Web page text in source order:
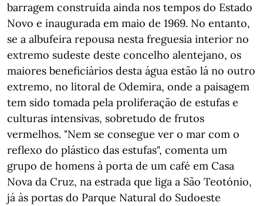
barragem construída ainda nos tempos do Estado
Novo e inaugurada em maio de 1969. No entanto,
se a albufeira repousa nesta freguesia interior no
extremo sudeste deste concelho alentejano, os
maiores beneficiários desta água estão lá no outro
extremo, no litoral de Odemira, onde a paisagem
tem sido tomada pela proliferação de estufas e
culturas intensivas, sobretudo de frutos
vermelhos. "Nem se consegue ver o mar com o
reflexo do plástico das estufas", comenta um
grupo de homens à porta de um café em Casa
Nova da Cruz, na estrada que liga a São Teotónio,
já às portas do Parque Natural do Sudoeste